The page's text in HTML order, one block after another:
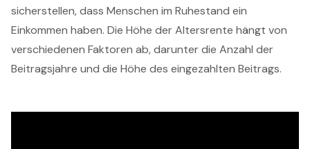
sicherstellen, dass Menschen im Ruhestand ein
Einkommen haben. Die Höhe der Altersrente hängt von
verschiedenen Faktoren ab, darunter die Anzahl der
Beitragsjahre und die Höhe des eingezahlten Beitrags.